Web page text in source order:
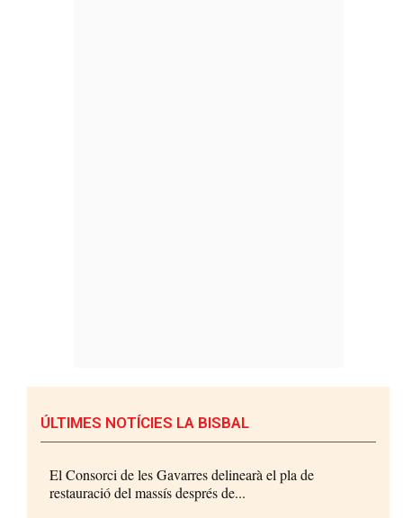
ÚLTIMES NOTÍCIES LA BISBAL
El Consorci de les Gavarres delinearà el pla de
restauració del massís després de...